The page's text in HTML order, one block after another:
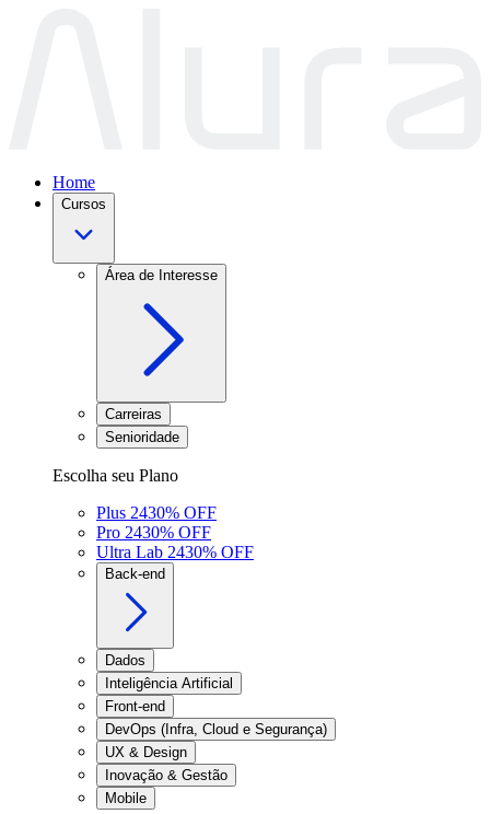
Home
Cursos
Área de Interesse
Carreiras
Senioridade
Escolha seu Plano
Plus 2430% OFF
Pro 2430% OFF
Ultra Lab 2430% OFF
Back-end
Dados
Inteligência Artificial
Front-end
DevOps (Infra, Cloud e Segurança)
UX & Design
Inovação & Gestão
Mobile